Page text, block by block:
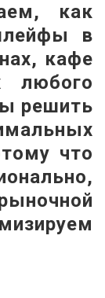
как
в
кафе
любого
решить
что